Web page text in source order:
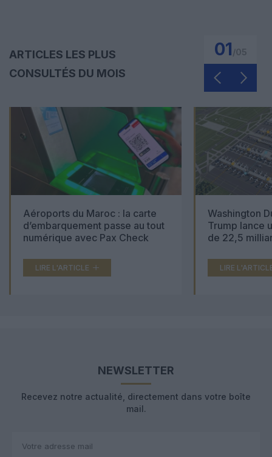
ARTICLES LES PLUS
CONSULTÉS DU MOIS
01
Aéroports du Maroc : la carte
d’embarquement passe au tout
numérique avec Pax Check
LIRE L'ARTICLE
Washington
Trump lance
de 22,5
LIRE
NEWSLETTER
Recevez notre actualité, directement dans votre boîte
mail.